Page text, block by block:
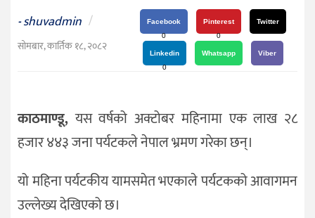
जीवनशैली
दर्शन
देश
-shuvadmin /
सोमबार, कार्तिक १८, २०८२
Facebook
0
Pinterest
0
Twitter
Linkedin
0
Whatsapp Viber
काठमाण्डू, यस वर्षको अक्टोबर महिनामा एक लाख २८
हजार ४४३ जना पर्यटकले नेपाल भ्रमण गरेका छन्।
यो महिना पर्यटकीय यामसमेत भएकाले पर्यटकको आवागमन
उल्लेख्य देखिएको छ।